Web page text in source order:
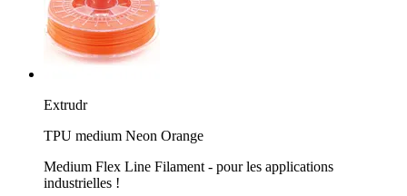
Extrudr
TPU medium Neon Orange
Medium Flex Line Filament - pour les applications
industrielles !